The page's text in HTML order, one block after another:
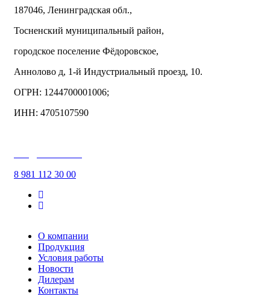
187046, Ленинградская обл.,
Тосненский муниципальный район,
городское поселение Фёдоровское,
Аннолово д, 1-й Индустриальный проезд, 10.
ОГРН: 1244700001006;
ИНН: 4705107590
8 981 112 30 00
О компании
Продукция
Условия работы
Новости
Дилерам
Контакты